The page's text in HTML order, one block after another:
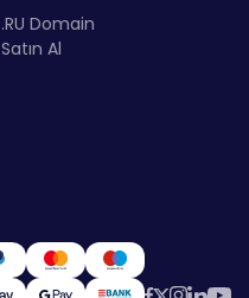
.RU Domain
Satın Al